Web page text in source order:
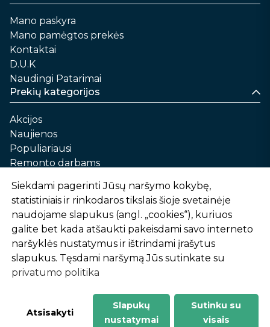
Mano paskyra
Mano pamėgtos prekės
Kontaktai
D.U.K
Naudingi Patarimai
Prekių kategorijos
Akcijos
Naujienos
Populiariausi
Remonto darbams
Automobilių priežiūrai
Sodui ir daržui
Informacija
Apie mus
Prekių pirkimo – pardavimo taisyklės
Prekių pristatymas ir atsiėmimas
-
1
2
%
n
u
o
l
a
i
d
Siekdami pagerinti Jūsų naršymo kokybę,
statistiniais ir rinkodaros tikslais šioje svetainėje
naudojame slapukus (angl. „cookies“), kuriuos
galite bet kada atšaukti pakeisdami savo interneto
naršyklės nustatymus ir ištrindami įrašytus
slapukus. Tęsdami naršymą Jūs sutinkate su
privatumo politika
Atsisakyti
Slapukų
nustatymai
Sutinku su
visais